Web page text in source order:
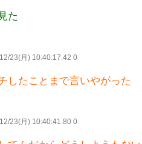
た
23(月) 10:40:17.42 0
したことまで言いやがった
23(月) 10:40:41.80 0